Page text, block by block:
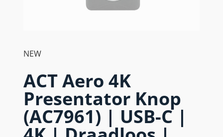
NEW
ACT Aero 4K
Presentator Knop
(AC7961) | USB-C |